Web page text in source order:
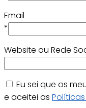
Email
*
Website ou Rede
Eu sei que os
e aceitei as